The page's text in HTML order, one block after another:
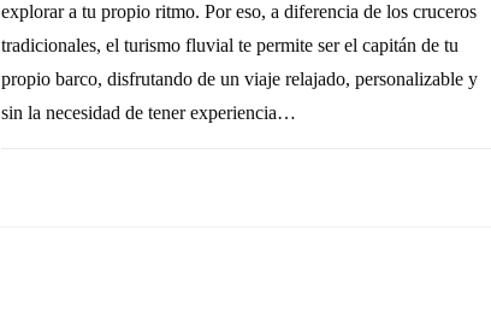
explorar a tu propio ritmo. Por eso, a diferencia de los cruceros
tradicionales, el turismo fluvial te permite ser el capitán de tu
propio barco, disfrutando de un viaje relajado, personalizable y
sin la necesidad de tener experiencia…